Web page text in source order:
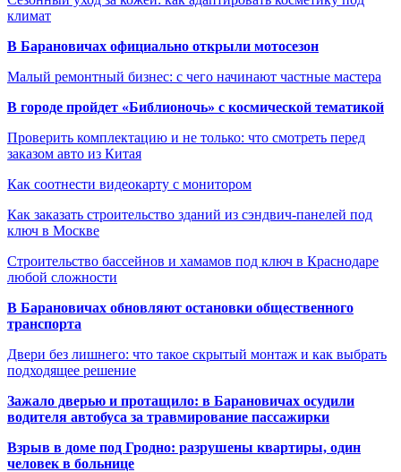
климат
В Барановичах официально открыли мотосезон
Малый ремонтный бизнес: с чего начинают частные мастера
В городе пройдет «Библионочь» с космической тематикой
Проверить комплектацию и не только: что смотреть перед
заказом авто из Китая
Как соотнести видеокарту с монитором
Как заказать строительство зданий из сэндвич-панелей под
ключ в Москве
Строительство бассейнов и хамамов под ключ в Краснодаре
любой сложности
В Барановичах обновляют остановки общественного
транспорта
Двери без лишнего: что такое скрытый монтаж и как выбрать
подходящее решение
Зажало дверью и протащило: в Барановичах осудили
водителя автобуса за травмирование пассажирки
Взрыв в доме под Гродно: разрушены квартиры, один
человек в больнице